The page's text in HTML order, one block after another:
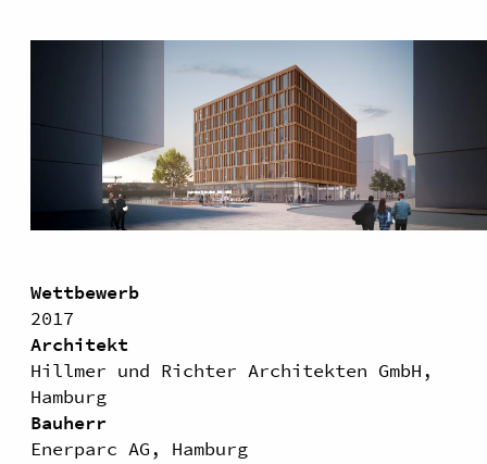
Wettbewerb
2017
Architekt
Hillmer und Richter Architekten GmbH,
Hamburg
Bauherr
Enerparc AG, Hamburg